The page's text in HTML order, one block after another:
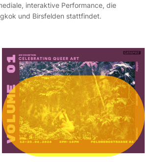
interaktive Performance, die
und Birsfelden stattfindet.